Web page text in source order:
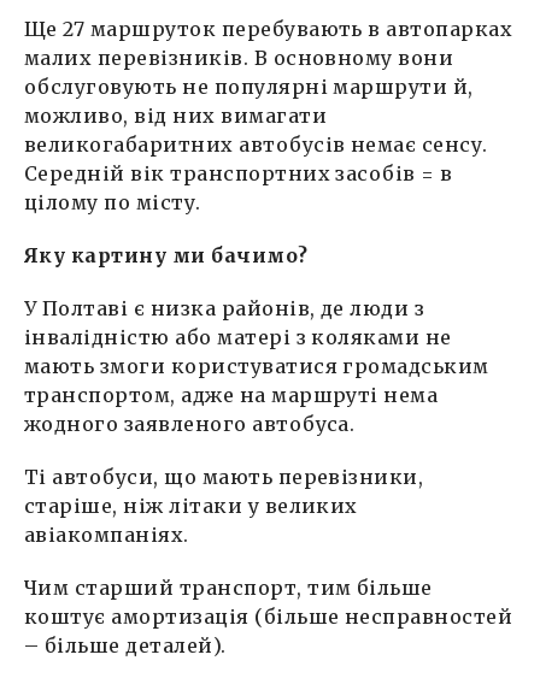
Ще 27 маршруток перебувають в автопарках
малих перевізників. В основному вони
обслуговують не популярні маршрути й,
можливо, від них вимагати
великогабаритних автобусів немає сенсу.
Середній вік транспортних засобів = в
цілому по місту.
Яку картину ми бачимо?
У Полтаві є низка районів, де люди з
інвалідністю або матері з коляками не
мають змоги користуватися громадським
транспортом, адже на маршруті нема
жодного заявленого автобуса.
Ті автобуси, що мають перевізники,
старіше, ніж літаки у великих
авіакомпаніях.
Чим старший транспорт, тим більше
коштує амортизація (більше несправностей
– більше деталей).